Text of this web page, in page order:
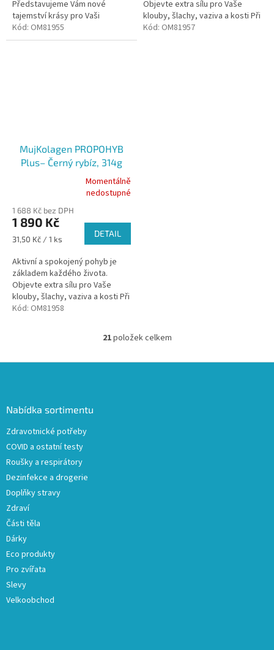
Představujeme Vám nové
tajemství krásy pro Vaši
pokožku, vlasy a nehty s Q10.
Objevte sílu mořského
Kód: OM81955
Objevte extra sílu pro Vaše
klouby, šlachy, vaziva a kosti Při
dodržení doporučeného
Kód: OM81957
MujKolagen PROPOHYB
Plus– Černý rybíz, 314g
produktu
je
5,0
5
hvězdiček.
Momentálně
nedostupné
1 688 Kč bez DPH
1 890 Kč
Měrná
31,50 Kč / 1 ks
DETAIL
Aktivní a spokojený pohyb je
základem každého života.
Objevte extra sílu pro Vaše
klouby, šlachy, vaziva a kosti Při
dodržení doporučeného
Kód: OM81958
O
l
21položek celkem
Nabídka sortimentu
Zdravotnické potřeby
COVID a ostatní testy
Roušky a respirátory
Dezinfekce a drogerie
Doplňky stravy
Zdraví
Části těla
Dárky
Eco produkty
Pro zvířata
Slevy
Velkoobchod